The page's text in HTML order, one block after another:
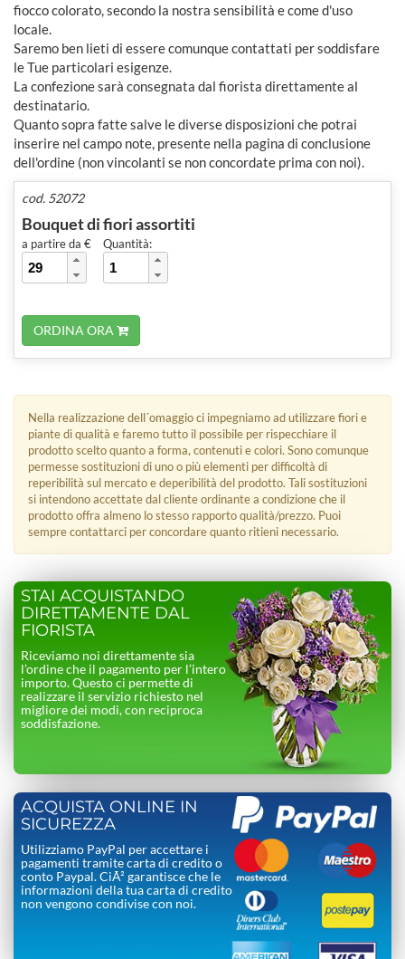
fiocco colorato, secondo la nostra sensibilità e come d'uso
locale.
Saremo ben lieti di essere comunque contattati per soddisfare
le Tue particolari esigenze.
La confezione sarà consegnata dal fiorista direttamente al
destinatario.
Quanto sopra fatte salve le diverse disposizioni che potrai
inserire nel campo note, presente nella pagina di conclusione
dell'ordine (non vincolanti se non concordate prima con noi).
cod. 52072
Bouquet di fiori assortiti
a partire da € Quantità:
ORDINA ORA
Nella realizzazione dell´omaggio ci impegniamo ad utilizzare fiori e
piante di qualità e faremo tutto il possibile per rispecchiare il
prodotto scelto quanto a forma, contenuti e colori. Sono comunque
permesse sostituzioni di uno o più elementi per difficoltà di
reperibilità sul mercato e deperibilità del prodotto. Tali sostituzioni
si intendono accettate dal cliente ordinante a condizione che il
prodotto offra almeno lo stesso rapporto qualità/prezzo. Puoi
sempre contattarci per concordare quanto ritieni necessario.
STAI ACQUISTANDO
DIRETTAMENTE DAL
FIORISTA
Riceviamo noi direttamente sia
l’ordine che il pagamento per l’intero
importo. Questo ci permette di
realizzare il servizio richiesto nel
migliore dei modi, con reciproca
soddisfazione.
ACQUISTA ONLINE IN
SICUREZZA
Utilizziamo PayPal per accettare i
pagamenti tramite carta di credito o
conto Paypal. CiÃ² garantisce che le
informazioni della tua carta di credito
non vengono condivise con noi.